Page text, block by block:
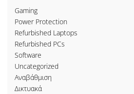
Gaming
Power Protection
Refurbished Laptops
Refurbished PCs
Software
Uncategorized
Αναβάθμιση
Δικτυακά